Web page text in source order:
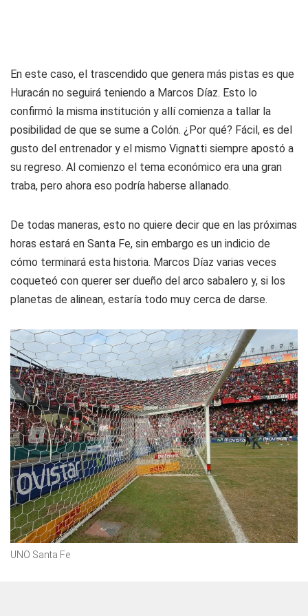
En este caso, el trascendido que genera más pistas es que
Huracán no seguirá teniendo a Marcos Díaz. Esto lo
confirmó la misma institución y allí comienza a tallar la
posibilidad de que se sume a Colón. ¿Por qué? Fácil, es del
gusto del entrenador y el mismo Vignatti siempre apostó a
su regreso. Al comienzo el tema económico era una gran
traba, pero ahora eso podría haberse allanado.
De todas maneras, esto no quiere decir que en las próximas
horas estará en Santa Fe, sin embargo es un indicio de
cómo terminará esta historia. Marcos Díaz varias veces
coqueteó con querer ser dueño del arco sabalero y, si los
planetas de alinean, estaría todo muy cerca de darse.
UNO Santa Fe